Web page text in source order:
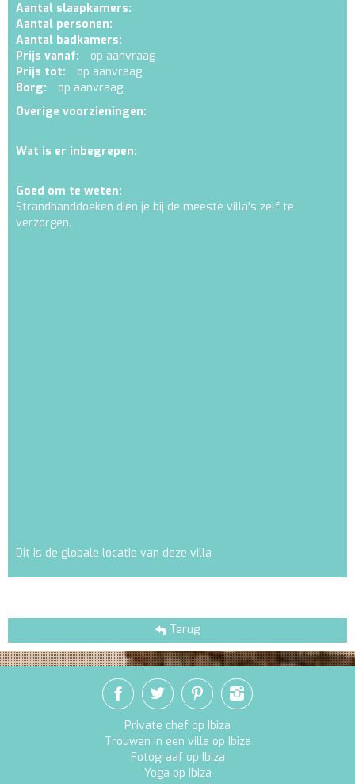
Aantal slaapkamers:
Aantal personen:
Aantal badkamers:
Prijs vanaf:
op aanvraag
Prijs tot:
op aanvraag
Borg:
op aanvraag
Overige voorzieningen:
Wat is er inbegrepen:
Goed om te weten:
Strandhanddoeken dien je bij de meeste villa's zelf te
verzorgen.
Dit is de globale locatie van deze villa
Terug
Private chef op Ibiza
Trouwen in een villa op Ibiza
Fotograaf op Ibiza
Yoga op Ibiza